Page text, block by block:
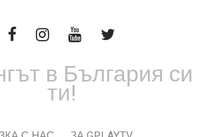
в България си
ти!